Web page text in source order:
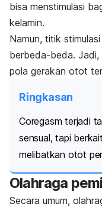
bisa menstimulasi
kelamin.
Namun, titik
berbeda-beda. Jadi,
pola gerakan otot
Ringkasan
Coregasmterjadi
sensual, tapi
melibatkan otot
Olahraga
Secara umum,